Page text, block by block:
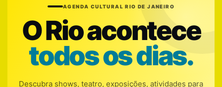
AGENDA CULTURAL RIO DE JANEIRO
O Rio acontece
todos os dias.
Descubra shows, teatro, exposições, atividades para